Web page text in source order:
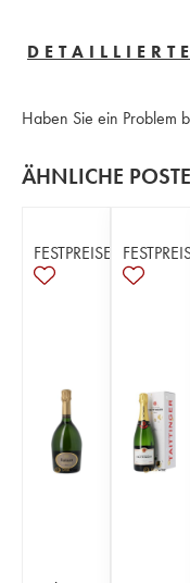
Haben Sie ein Problem
ÄHNLICHE
FESTPREISE